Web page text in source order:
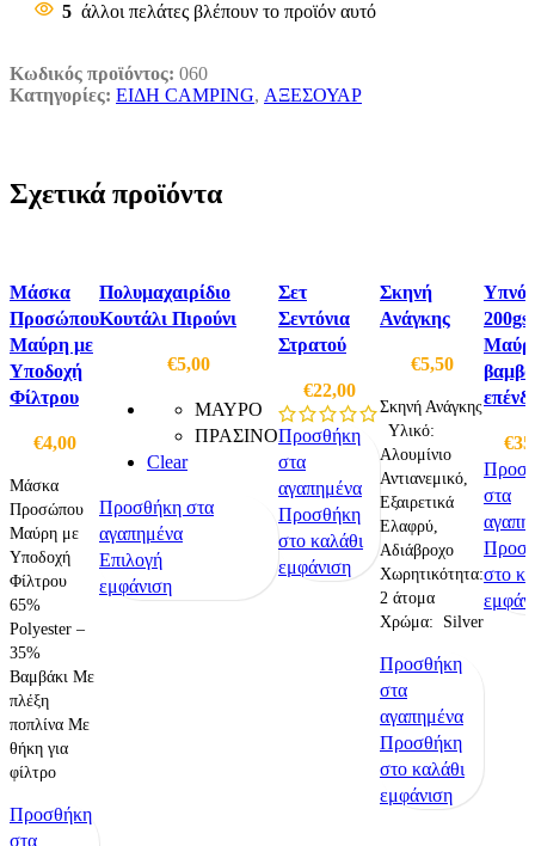
5 άλλοι πελάτες βλέπουν το προϊόν αυτό
Κωδικός προϊόντος: 060
Κατηγορίες: ΕΙΔΗ CAMPING, ΑΞΕΣΟΥΑΡ
Σχετικά προϊόντα
Μάσκα
Προσώπου
Μαύρη με
Υποδοχή
Φίλτρου
€4,00
Μάσκα
Προσώπου
Μαύρη με
Υποδοχή
Φίλτρου
65%
Polyester –
35%
Βαμβάκι Με
πλέξη
ποπλίνα Με
θήκη για
φίλτρο
Προσθήκη
στα
Πολυμαχαιρίδιο
Κουτάλι Πιρούνι
€5,00
ΜΑΥΡΟ
ΠΡΑΣΙΝΟ
Clear
Προσθήκη στα
αγαπημένα
ΕπιλογήΑυτό
το
εμφάνιση
Σετ
Σεντόνια
Στρατού
€22,00
Προσθήκη
στα
αγαπημένα
Προσθήκη
στο καλάθι
εμφάνιση
Σκηνή
Ανάγκης
€5,50
Σκηνή Ανάγκης
Υλικό:
Αλουμίνιο
Αντιανεμικό,
Εξαιρετικά
Ελαφρύ,
Αδιάβροχο
Χωρητικότητα:
2 άτομα
Χρώμα: Silver
Προσθήκη
στα
αγαπημένα
Προσθήκη
στο καλάθι
εμφάνιση
€
στα
στο